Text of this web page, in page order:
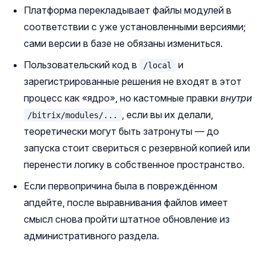
Платформа перекладывает файлы модулей в
соответствии с уже установленными версиями;
сами версии в базе не обязаны измениться.
Пользовательский код в
/local
и
зарегистрированные решения не входят в этот
процесс как «ядро», но кастомные правки внутри
/bitrix/modules/...
, если вы их делали,
теоретически могут быть затронуты — до
запуска стоит свериться с резервной копией или
перенести логику в собственное пространство.
Если первопричина была в повреждённом
апдейте, после выравнивания файлов имеет
смысл снова пройти штатное обновление из
административного раздела.